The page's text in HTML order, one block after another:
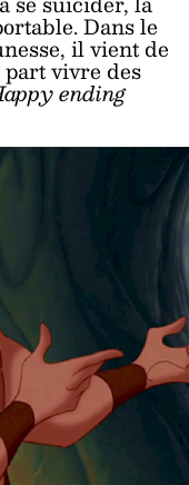
Dans le
il vient de
vivre des
ending